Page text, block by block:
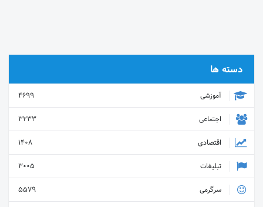
دسته ها
آموزشی
4699
اجتماعی
3233
اقتصادی
1408
تبلیغات
3005
سرگرمی
5579